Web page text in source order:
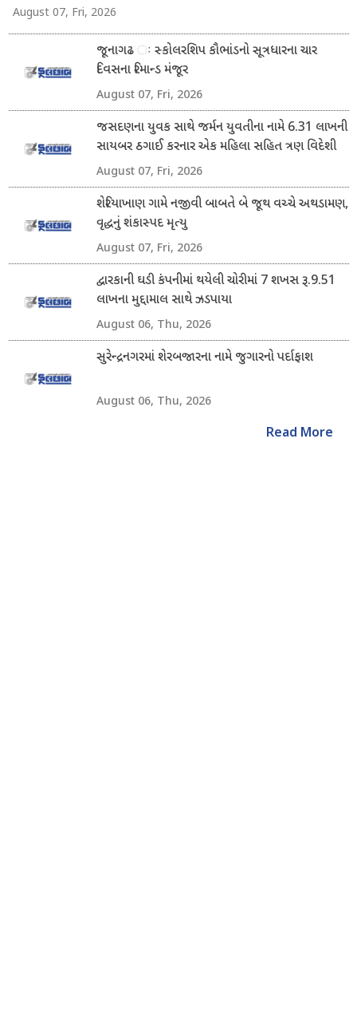
August 07, Fri, 2026
જૂનાગઢ ઃ સ્કોલરશિપ કૌભાંડનો સૂત્રધારના ચાર
દિવસના રિમાન્ડ મંજૂર
August 07, Fri, 2026
જસદણના યુવક સાથે જર્મન યુવતીના નામે 6.31 લાખની
સાયબર ઠગાઈ કરનાર એક મહિલા સહિત ત્રણ વિદેશી
નાગરિક ઝડપાયા
August 07, Fri, 2026
શેરિયાખાણ ગામે નજીવી બાબતે બે જૂથ વચ્ચે અથડામણ,
વૃદ્ધનું શંકાસ્પદ મૃત્યુ
August 07, Fri, 2026
દ્વારકાની ઘડી કંપનીમાં થયેલી ચોરીમાં 7 શખસ રૂ.9.51
લાખના મુદ્દામાલ સાથે ઝડપાયા
August 06, Thu, 2026
સુરેન્દ્રનગરમાં શેરબજારના નામે જુગારનો પર્દાફાશ
August 06, Thu, 2026
Read More